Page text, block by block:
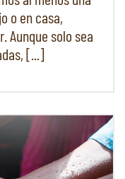
o en casa,
Aunque solo sea
[...]